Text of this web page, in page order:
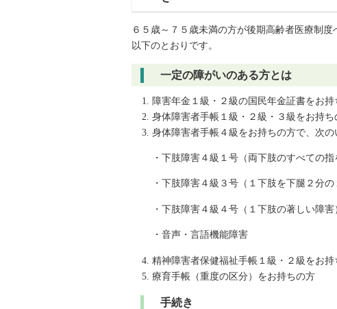
６５歳～７５歳未満の方が後期高齢者医療制
以下のとおりです。
一定の障がいのある方とは
障害年金１級・２級の国民年金証書をお持
身体障害者手帳１級・２級・３級をお持ち
身体障害者手帳４級をお持ちの方で、次
・下肢障害４級１号（両下肢のすべての指
・下肢障害４級３号（１下肢を下腿２分の
・下肢障害４級４号（１下肢の著しい障害
・音声・言語機能障害
精神障害者保健福祉手帳１級・２級をお持
療育手帳（重度の区分）をお持ちの方
手続き